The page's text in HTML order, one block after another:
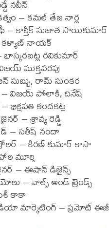
నవీన్
– కమల్ తేజ నార్ల
– కార్తీక్ సుజాత సాయికుమార్
కళ్యాణ్ నాయక్
రవికుమార్
ముక్తవరపు
సుబ్బు, రామ్ సుంకర
విజయ్ పోలాకి, దినేష్
– భిక్షపతి కందకట్ల
– శ్రావ్య రెడ్డి
– సతీష్ నందా
– కిరణ్ కుమార్ కాసా
మూర్తి
– ఈషాన్ డిజైన్స్
– వాల్స్ అండ్ ట్రెండ్స్
కాకా
మార్కెటింగ్ – ప్రమోట్ ఈజీ